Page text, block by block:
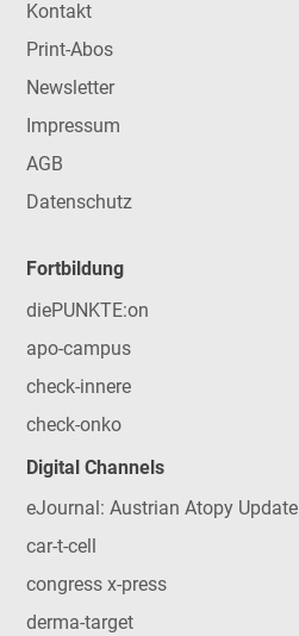
Kontakt
Print-Abos
Newsletter
Impressum
AGB
Datenschutz
Fortbildung
diePUNKTE:on
apo-campus
check-innere
check-onko
Digital Channels
eJournal: Austrian Atopy Update
car-t-cell
congress x-press
derma-target